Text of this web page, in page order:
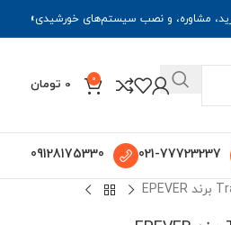
مشاوره، و نصب سیستم‌های خورشیدی»
0
0 تومان
021-77723237
09128175330